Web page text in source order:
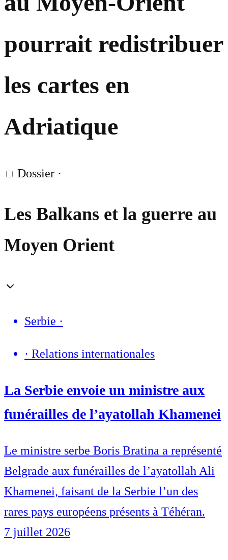
pourrait redistribuer
les cartes en
Adriatique
Dossier ·
Les Balkans et la guerre au
Moyen Orient
Serbie ·
· Relations internationales
La Serbie envoie un ministre aux
funérailles de l’ayatollah Khamenei
Le ministre serbe Boris Bratina a représenté
Belgrade aux funérailles de l’ayatollah Ali
Khamenei, faisant de la Serbie l’un des
rares pays européens présents à Téhéran.
7 juillet 2026